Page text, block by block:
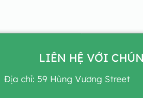
LIÊN HỆ VỚI
Địa chỉ: 59 Hùng Vương Street